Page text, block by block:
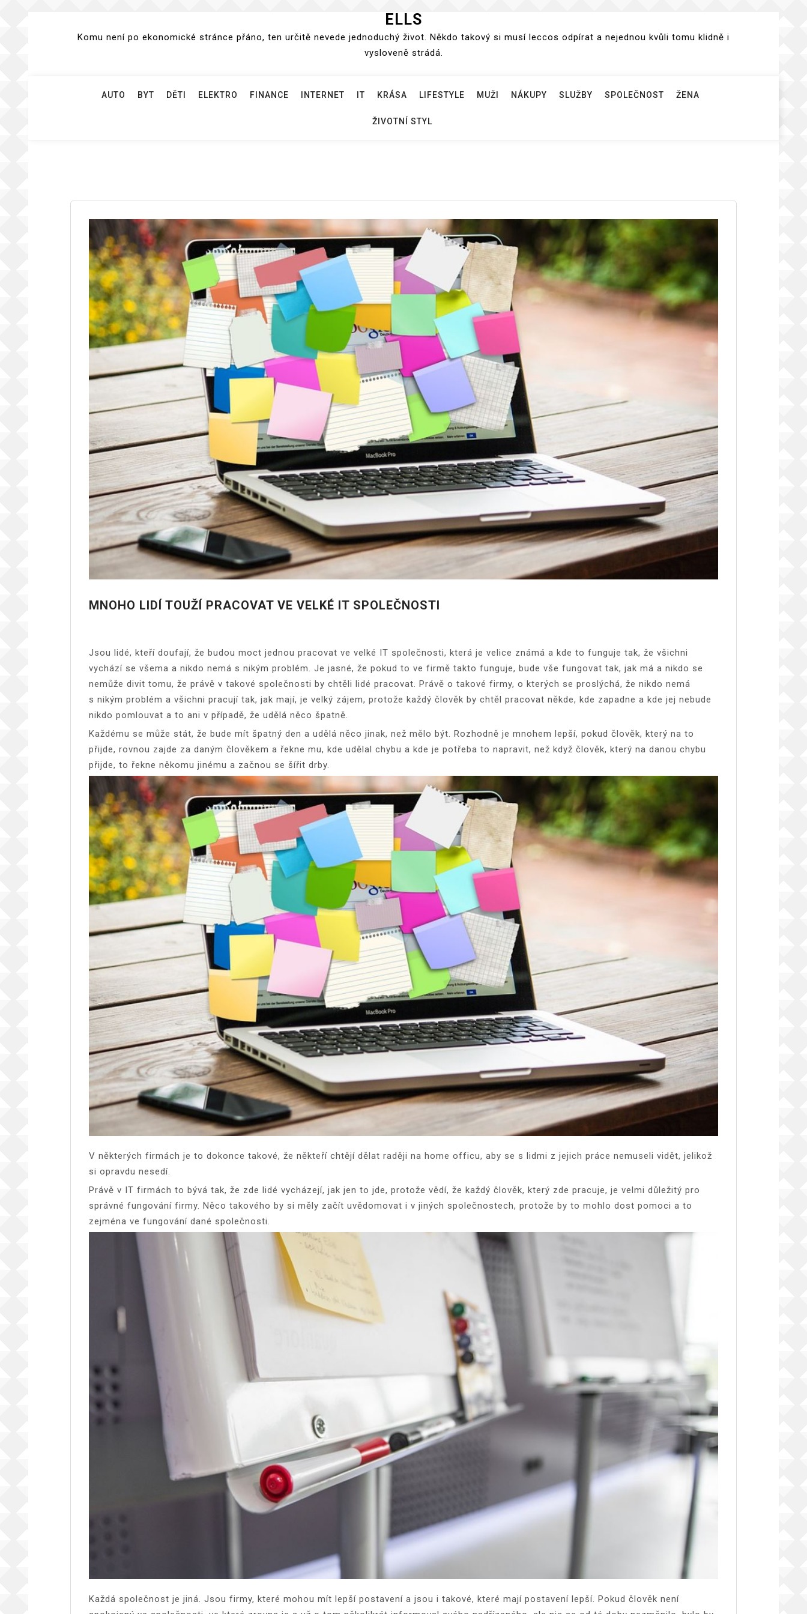
ELLS
Komu není po ekonomické stránce přáno, ten určitě nevede jednoduchý život. Někdo takový si musí leccos odpírat a nejednou kvůli tomu klidně i
vysloveně strádá.
AUTO BYT DĚTI ELEKTRO FINANCE INTERNET IT KRÁSA LIFESTYLE MUŽI NÁKUPY SLUŽBY SPOLEČNOST ŽENA
ŽIVOTNÍ STYL
MNOHO LIDÍ TOUŽÍ PRACOVAT VE VELKÉ IT SPOLEČNOSTI
Jsou lidé, kteří doufají, že budou moct jednou pracovat ve velké IT společnosti, která je velice známá a kde to funguje tak, že všichni
vychází se všema a nikdo nemá s nikým problém. Je jasné, že pokud to ve firmě takto funguje, bude vše fungovat tak, jak má a nikdo se
nemůže divit tomu, že právě v takové společnosti by chtěli lidé pracovat. Právě o takové firmy, o kterých se proslýchá, že nikdo nemá
s nikým problém a všichni pracují tak, jak mají, je velký zájem, protože každý člověk by chtěl pracovat někde, kde zapadne a kde jej nebude
nikdo pomlouvat a to ani v případě, že udělá něco špatně.
Každému se může stát, že bude mít špatný den a udělá něco jinak, než mělo být. Rozhodně je mnohem lepší, pokud člověk, který na to
přijde, rovnou zajde za daným člověkem a řekne mu, kde udělal chybu a kde je potřeba to napravit, než když člověk, který na danou chybu
přijde, to řekne někomu jinému a začnou se šířit drby.
V některých firmách je to dokonce takové, že někteří chtějí dělat raději na home officu, aby se s lidmi z jejich práce nemuseli vidět, jelikož
si opravdu nesedí.
Právě v IT firmách to bývá tak, že zde lidé vycházejí, jak jen to jde, protože vědí, že každý člověk, který zde pracuje, je velmi důležitý pro
správné fungování firmy. Něco takového by si měly začít uvědomovat i v jiných společnostech, protože by to mohlo dost pomoci a to
zejména ve fungování dané společnosti.
Každá společnost je jiná. Jsou firmy, které mohou mít lepší postavení a jsou i takové, které mají postavení lepší. Pokud člověk není